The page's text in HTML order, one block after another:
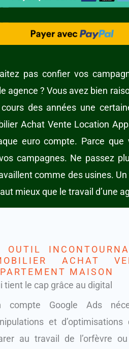
pas confier vos
agence ? Vous avez bien
des années une
Achat Vente Location
euro compte. Parce que
campagnes. Ne passez
comme des usines.
mieux que le travail d’une
OUTIL
ACHAT
MAISON
tient le cap grâce au digital
compte Google Ads
et d’optimisations
au travail de l’orfèvre ou